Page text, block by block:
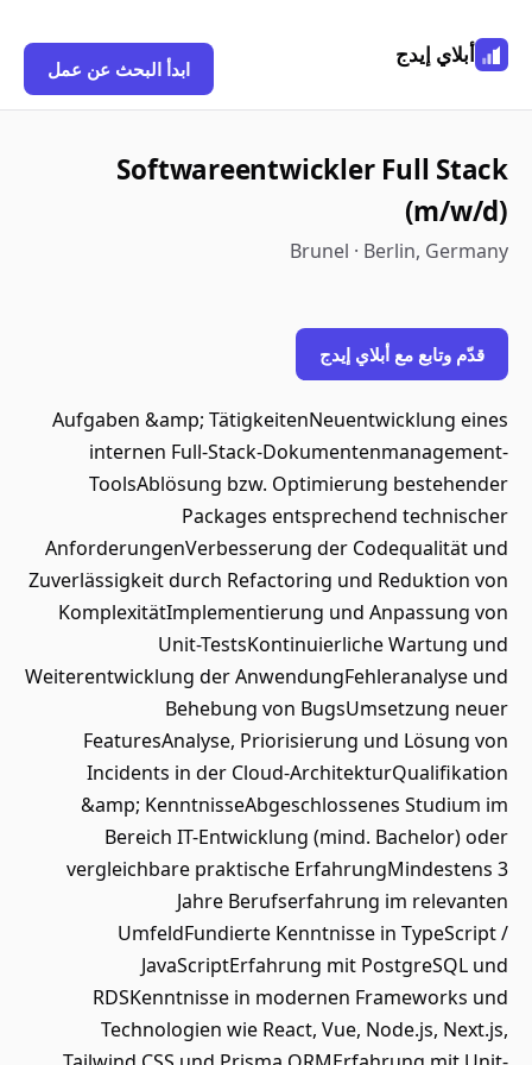
أبلاي إيدج
ابدأ البحث عن عمل
Softwareentwickler Full Stack
(m/w/d)
Brunel · Berlin, Germany
قدّم وتابع مع أبلاي إيدج
Aufgaben &amp; TätigkeitenNeuentwicklung eines
internen Full-Stack-Dokumentenmanagement-
ToolsAblösung bzw. Optimierung bestehender
Packages entsprechend technischer
AnforderungenVerbesserung der Codequalität und
Zuverlässigkeit durch Refactoring und Reduktion von
KomplexitätImplementierung und Anpassung von
Unit-TestsKontinuierliche Wartung und
Weiterentwicklung der AnwendungFehleranalyse und
Behebung von BugsUmsetzung neuer
FeaturesAnalyse, Priorisierung und Lösung von
Incidents in der Cloud-ArchitekturQualifikation
&amp; KenntnisseAbgeschlossenes Studium im
Bereich IT-Entwicklung (mind. Bachelor) oder
vergleichbare praktische ErfahrungMindestens 3
Jahre Berufserfahrung im relevanten
UmfeldFundierte Kenntnisse in TypeScript /
JavaScriptErfahrung mit PostgreSQL und
RDSKenntnisse in modernen Frameworks und
Technologien wie React, Vue, Node.js, Next.js,